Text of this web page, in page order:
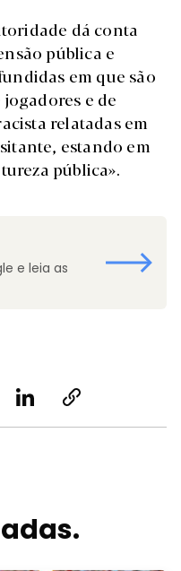
dá conta
pública e
em que são
e de
relatadas em
estando em
pública».
e leia as